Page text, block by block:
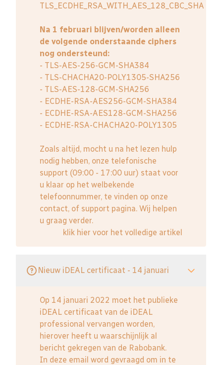
TLS_ECDHE_RSA_WITH_AES_128_CBC_SHA
Na 1 februari blijven/worden alleen
de volgende onderstaande ciphers
nog ondersteund:
- TLS-AES-256-GCM-SHA384
- TLS-CHACHA20-POLY1305-SHA256
- TLS-AES-128-GCM-SHA256
- ECDHE-RSA-AES256-GCM-SHA384
- ECDHE-RSA-AES128-GCM-SHA256
- ECDHE-RSA-CHACHA20-POLY1305
Zoals altijd, mocht u na het lezen hulp
nodig hebben, onze telefonische
support (09:00 - 17:00 uur) staat voor
u klaar op het welbekende
telefoonnummer, te vinden op onze
contact, of support pagina. Wij helpen
u graag verder.
klik hier voor het volledige artikel
Nieuw iDEAL certificaat - 14 januari
Op 14 januari 2022 moet het publieke
iDEAL certificaat van de iDEAL
professional vervangen worden,
hierover heeft u waarschijnlijk al
bericht gekregen van de Rabobank.
In deze email word gevraagd om in te